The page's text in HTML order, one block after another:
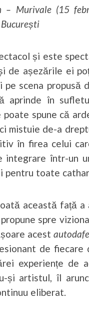
– Murivale (15
și este
de așezările ei
pe scena propusă
aprinde în
poate spune că
mistuie de-a
în firea celui
integrare într-un
toate
această față a
spre
acestautodafe
de
experiențe de
și artistul, îl
eliberat.